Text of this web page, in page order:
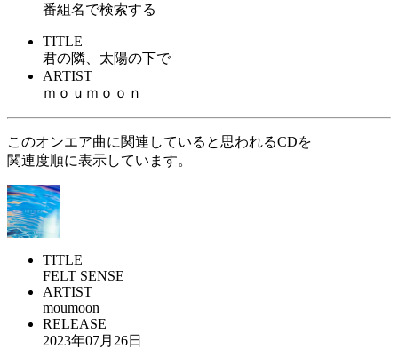
番組名で検索する
TITLE
君の隣、太陽の下で
ARTIST
ｍｏｕｍｏｏｎ
このオンエア曲に関連していると思われるCDを
関連度順に表示しています。
TITLE
FELT SENSE
ARTIST
moumoon
RELEASE
2023年07月26日